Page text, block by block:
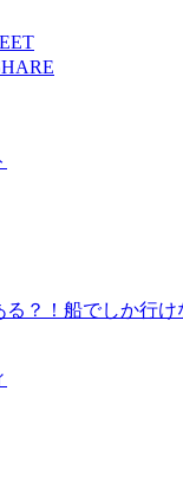
？！船でしか行